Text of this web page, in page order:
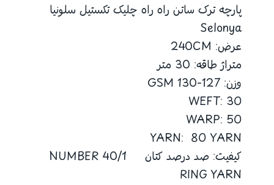
پارچه ترک ساتن راه راه چلیک تکستیل سلونیا
Selonya
عرض: 240CM
متراژ طاقه: 30 متر
وزن: 127-130 GSM
WEFT: 30
WARP: 50
YARN: 80 YARN
کیفیت: صد درصد کتان 40/1 NUMBER
RING YARN